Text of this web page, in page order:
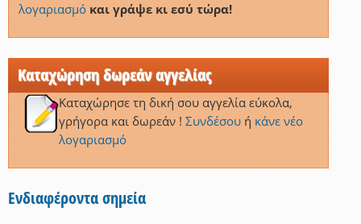
λογαριασμό και γράψε κι εσύ τώρα!
Καταχώρηση δωρεάν αγγελίας
Καταχώρησε τη δική σου αγγελία εύκολα,
γρήγορα και δωρεάν ! Συνδέσουή κάνε νέο
λογαριασμό
Ενδιαφέροντα σημεία